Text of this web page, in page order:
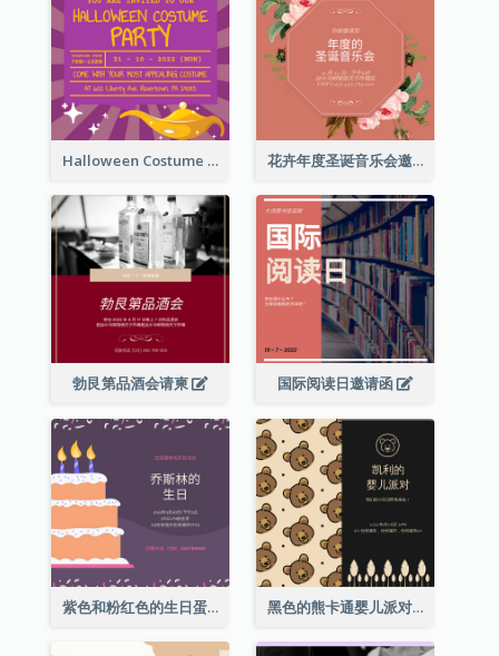
Halloween Costume Party Invitation 花卉年度圣诞音乐会邀请函
勃艮第品酒会请柬 国际阅读日邀请函
紫色和粉红色的生日蛋糕插图聚会请柬 黑色的熊卡通婴儿派对请柬